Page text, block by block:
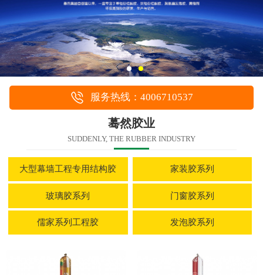
服务热线：4006710537
蓦然胶业
SUDDENLY, THE RUBBER INDUSTRY
大型幕墙工程专用结构胶 家装胶系列
玻璃胶系列 门窗胶系列
儒家系列工程胶 发泡胶系列